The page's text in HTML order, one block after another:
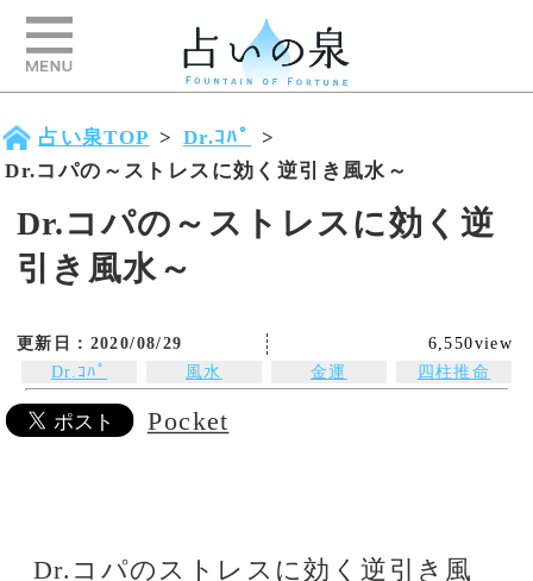
占い泉TOP > Dr.ｺﾊﾟ >
Dr.コパの～ストレスに効く逆引き風水～
Dr.コパの～ストレスに効く逆
Dr.ｺﾊﾟ 風水
Pocket
Dr.コパのストレスに効く逆引き風
水をご紹介します。